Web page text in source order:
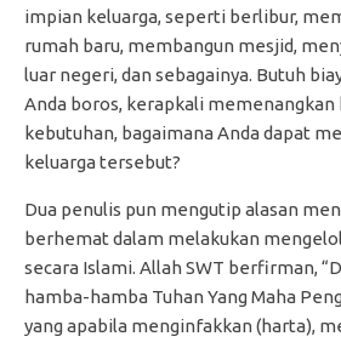
impian keluarga, seperti berlibur,
rumah baru, membangun mesjid,
luar negeri, dan sebagainya. Butuh
Anda boros, kerapkali memenangkan
kebutuhan, bagaimana Anda dapat
keluarga tersebut?
Dua penulis pun mengutip alasan
berhemat dalam melakukan
secara Islami. Allah SWT berfirman,
hamba-hamba Tuhan Yang Maha
yang apabila menginfakkan (harta),